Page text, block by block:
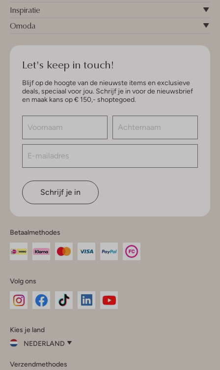
Inspiratie
Omoda
Let's keep in touch!
Blijf op de hoogte van de nieuwste items en exclusieve
deals, speciaal voor jou. Schrijf je in voor de nieuwsbrief
en maak kans op € 150,- shoptegoed.
Schrijf je in
Betaalmethodes
Volg ons
InstagramFacebook
Kies je land
NEDERLAND
je
Verzendmethodes